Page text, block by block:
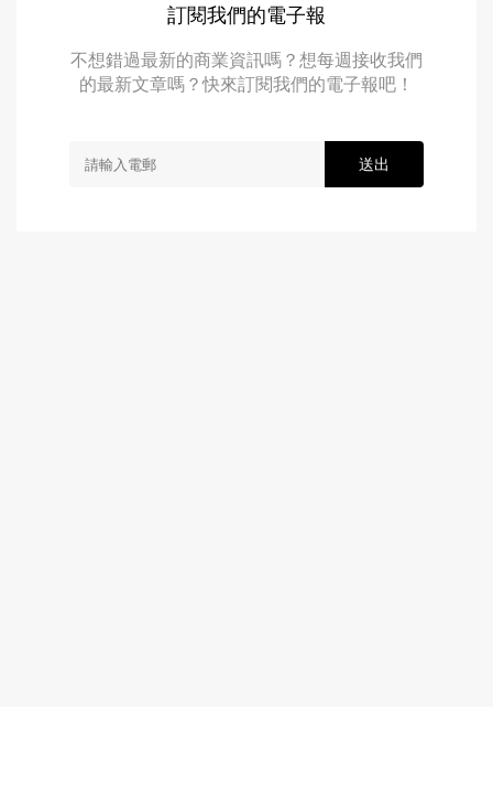
訂閱我們的電子報
不想錯過最新的商業資訊嗎？想每週接收我們
的最新文章嗎？快來訂閱我們的電子報吧！
送出